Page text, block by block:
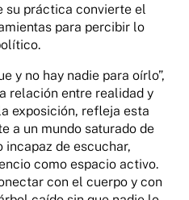
su práctica convierte el
para percibir lo
y no hay nadie para oírlo”,
relación entre realidad y
exposición, refleja esta
a un mundo saturado de
incapaz de escuchar,
como espacio activo.
con el cuerpo y con